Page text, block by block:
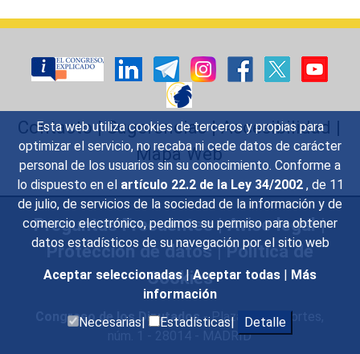
Esta web utiliza cookies de terceros y propias para
optimizar el servicio, no recaba ni cede datos de carácter
personal de los usuarios sin su conocimiento. Conforme a
lo dispuesto en el artículo 22.2 de la Ley 34/2002 , de 11
de julio, de servicios de la sociedad de la información y de
comercio electrónico, pedimos su permiso para obtener
datos estadísticos de su navegación por el sitio web
Aceptar seleccionadas | Aceptar todas | Más
información
Necesarias|
Estadísticas| Detalle
Contacto|Sugerencias|Accesibilidad |
Mapa Web
Preguntas Frecuentes|Aviso legal|
Protección de datos|Política de
Cookies
Congreso de los Diputados- Plaza de las Cortes,
núm. 1 - 28014 - MADRID